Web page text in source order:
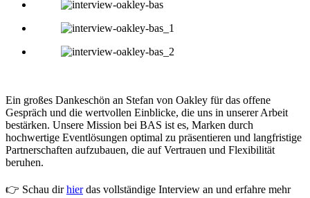
Ein großes Dankeschön an Stefan von Oakley für das offene
Gespräch und die wertvollen Einblicke, die uns in unserer Arbeit
bestärken. Unsere Mission bei BAS ist es, Marken durch
hochwertige Eventlösungen optimal zu präsentieren und langfristige
Partnerschaften aufzubauen, die auf Vertrauen und Flexibilität
beruhen.
👉 Schau dirhierdas vollständige Interview an und erfahre mehr